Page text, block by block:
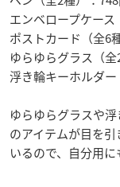
エンベロープケース
ポストカード（全6
ゆらゆらグラス（全
浮き輪キーホルダー
ゆらゆらグラスや
のアイテムが目を
いるので、自分用